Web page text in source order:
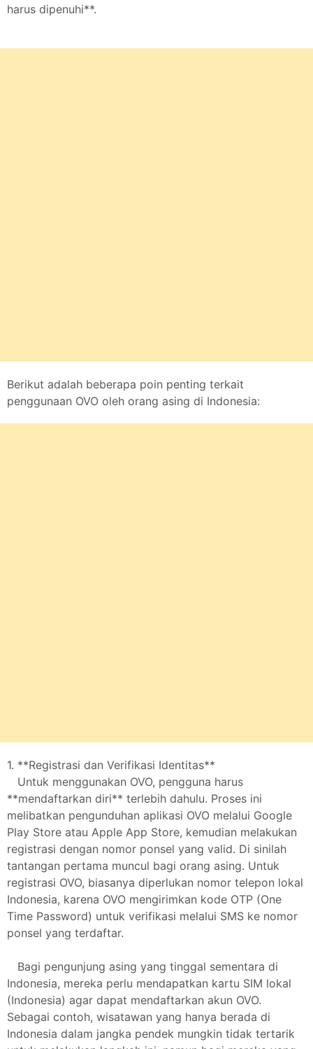
harus dipenuhi**.
Berikut adalah beberapa poin penting terkait
penggunaan OVO oleh orang asing di Indonesia:
1. **Registrasi dan Verifikasi Identitas**
Untuk menggunakan OVO, pengguna harus
**mendaftarkan diri** terlebih dahulu. Proses ini
melibatkan pengunduhan aplikasi OVO melalui Google
Play Store atau Apple App Store, kemudian melakukan
registrasi dengan nomor ponsel yang valid. Di sinilah
tantangan pertama muncul bagi orang asing. Untuk
registrasi OVO, biasanya diperlukan nomor telepon lokal
Indonesia, karena OVO mengirimkan kode OTP (One
Time Password) untuk verifikasi melalui SMS ke nomor
ponsel yang terdaftar.
Bagi pengunjung asing yang tinggal sementara di
Indonesia, mereka perlu mendapatkan kartu SIM lokal
(Indonesia) agar dapat mendaftarkan akun OVO.
Sebagai contoh, wisatawan yang hanya berada di
Indonesia dalam jangka pendek mungkin tidak tertarik